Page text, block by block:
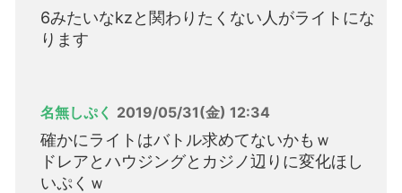
6みたいなkzと関わりたくない人がライトにな
ります
名無しぷく 2019/05/31(金) 12:34
確かにライトはバトル求めてないかもｗ
ドレアとハウジングとカジノ辺りに変化ほし
いぷくｗ